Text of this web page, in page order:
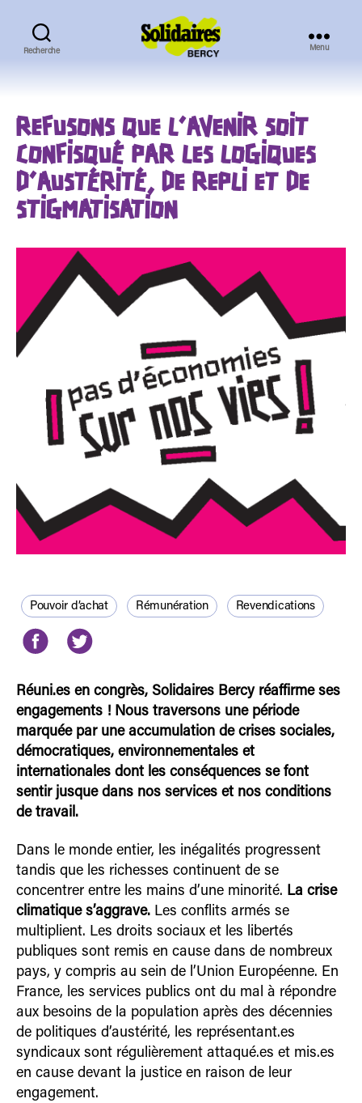
Recherche Menu
REFUSONS QUE L’AVENIR SOIT
CONFISQUÉ PAR LES LOGIQUES
D’AUSTÉRITÉ, DE REPLI ET DE
STIGMATISATION
Pouvoir d’achat Rémunération Revendications
Réuni.es en congrès, Solidaires Bercy réaffirme ses
engagements ! Nous traversons une période
marquée par une accumulation de crises sociales,
démocratiques, environnementales et
internationales dont les conséquences se font
sentir jusque dans nos services et nos conditions
de travail.
Dans le monde entier, les inégalités progressent
tandis que les richesses continuent de se
concentrer entre les mains d’une minorité. La crise
climatique s’aggrave. Les conflits armés se
multiplient. Les droits sociaux et les libertés
publiques sont remis en cause dans de nombreux
pays, y compris au sein de l’Union Européenne. En
France, les services publics ont du mal à répondre
aux besoins de la population après des décennies
de politiques d’austérité, les représentant.es
syndicaux sont régulièrement attaqué.es et mis.es
en cause devant la justice en raison de leur
engagement.